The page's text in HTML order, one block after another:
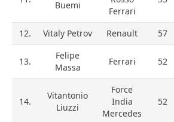
Buemi
Ferrari
12. Vitaly Petrov Renault 57
13.
Felipe
Massa
Ferrari 52
14.
Vitantonio
Liuzzi
Force
India
Mercedes
52